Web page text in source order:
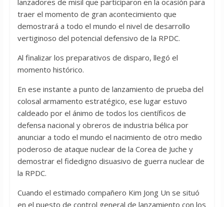
lanzadores de misil que participaron en la ocasión para
traer el momento de gran acontecimiento que
demostrará a todo el mundo el nivel de desarrollo
vertiginoso del potencial defensivo de la RPDC.
Al finalizar los preparativos de disparo, llegó el
momento histórico.
En ese instante a punto de lanzamiento de prueba del
colosal armamento estratégico, ese lugar estuvo
caldeado por el ánimo de todos los científicos de
defensa nacional y obreros de industria bélica por
anunciar a todo el mundo el nacimiento de otro medio
poderoso de ataque nuclear de la Corea de Juche y
demostrar el fidedigno disuasivo de guerra nuclear de
la RPDC.
Cuando el estimado compañero Kim Jong Un se situó
en el puesto de control general de lanzamiento con los